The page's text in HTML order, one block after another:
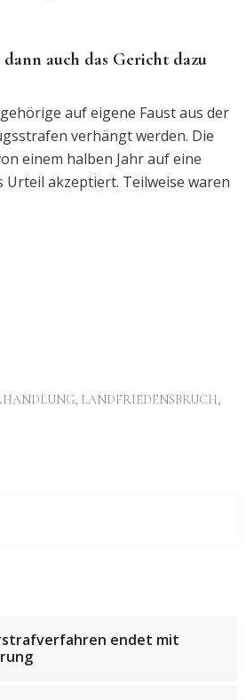
auch das Gericht dazu
auf eigene Faust aus der
verhängt werden. Die
einem halben Jahr auf eine
akzeptiert. Teilweise waren
, LANDFRIEDENSBRUCH,
endet mit